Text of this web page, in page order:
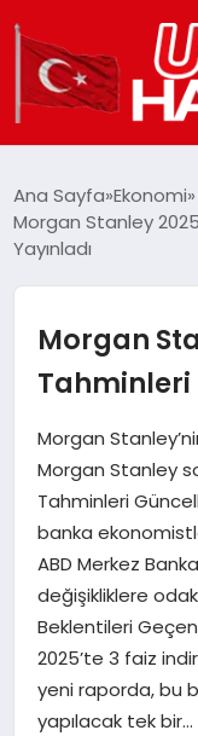
DÜNYA
SIYASET
TEKNOLOJI
EĞITIM
MAGAZIN
SPOR
YAŞAM
Ana Sayfa Ekonomi
Morgan Stanley
Yayınladı
Morgan
Tahminleri
Morgan
Morgan Stanley
Tahminleri
banka
ABD Merkez
değişikliklere
Beklentileri
2025’te 3 faiz
yeni raporda, bu
yapılacak tek bir…